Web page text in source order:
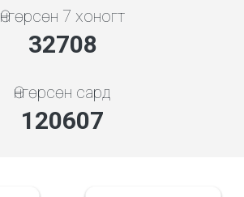
Өнгөрсөн 7 хоногт
35044
Өнгөрсөн сард
129885